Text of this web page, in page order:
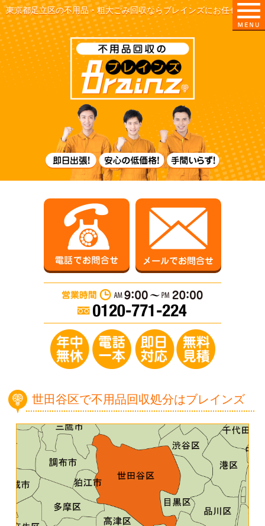
東京都足立区の不用品・粗大ごみ回収ならブレインズにお任せ！
即日出張！
電話でお問合せ
世田谷区で不用品回収処分はブレインズ